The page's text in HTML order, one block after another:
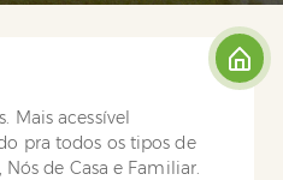
Mais acessível
pra todos os tipos de
de Casa e Familiar.